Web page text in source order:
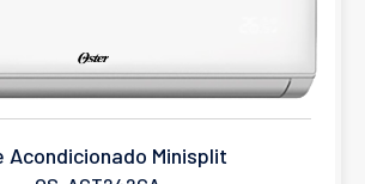
Acondicionado Minisplit